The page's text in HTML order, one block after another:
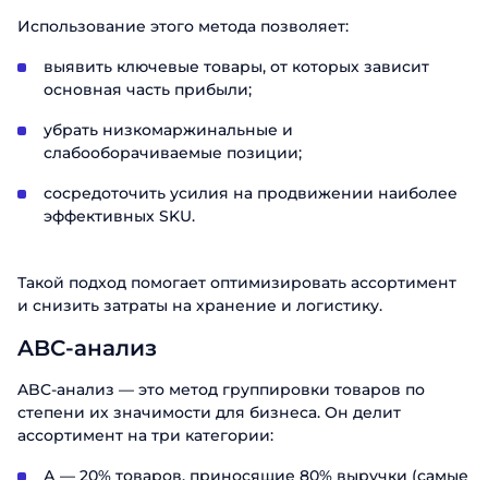
Использование этого метода позволяет:
выявить ключевые товары, от которых зависит
основная часть прибыли;
убрать низкомаржинальные и
слабооборачиваемые позиции;
сосредоточить усилия на продвижении наиболее
эффективных SKU.
Такой подход помогает оптимизировать ассортимент
и снизить затраты на хранение и логистику.
ABC-анализ
ABC-анализ — это метод группировки товаров по
степени их значимости для бизнеса. Он делит
ассортимент на три категории:
А — 20% товаров, приносящие 80% выручки (самые